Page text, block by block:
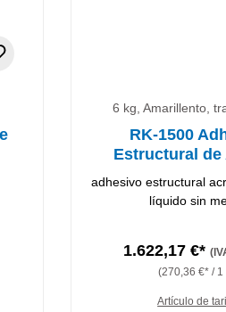
6 kg, Amarillento,
RK-1500
Estructural
adhesivo estructural
líquido sin
1.622,17 €*
(270,36 €* / 1
Artículo de